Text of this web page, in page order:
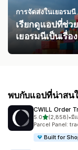
การจัดส่งในเยอรมนี
เรียกดูแอปที่ช่ว
เยอรมนีเป็นเรื่อ
พบกับแอปที่น่าสน
CWILL Order
5.0เต็ม 5 ดาว
(2,858)
ทั้งหมด 2858 รีวิว
•มี
Parcel Panel:
Built for